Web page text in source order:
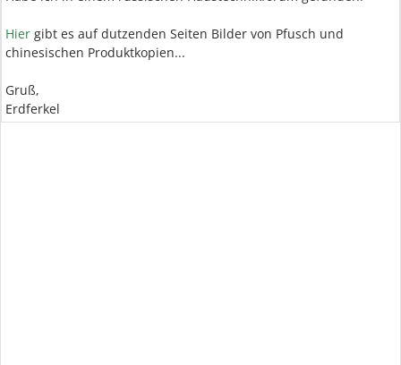
Hier gibt es auf dutzenden Seiten Bilder von Pfusch und
chinesischen Produktkopien...
Gruß,
Erdferkel